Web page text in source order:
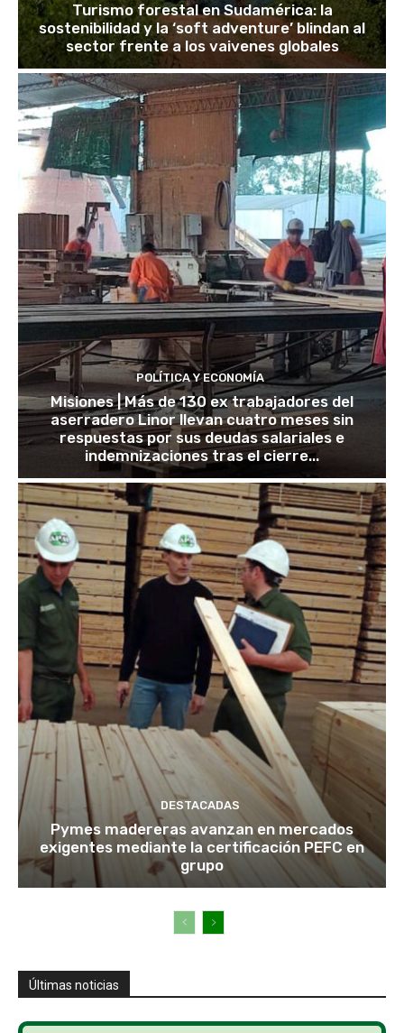
Turismo forestal en Sudamérica: la
sostenibilidad y la ‘soft adventure’ blindan al
sector frente a los vaivenes globales
POLÍTICA Y ECONOMÍA
Misiones | Más de 130 ex trabajadores del
aserradero Linor llevan cuatro meses sin
respuestas por sus deudas salariales e
indemnizaciones tras el cierre...
DESTACADAS
Pymes madereras avanzan en mercados
exigentes mediante la certificación PEFC en
grupo
Últimas noticias